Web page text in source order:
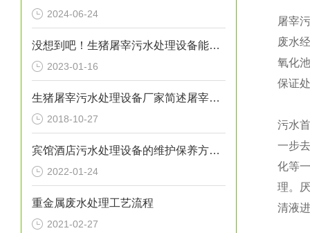
2024-06-24
没想到吧！生猪屠宰污水处理设备能起到这么重要的作用
2023-01-16
生猪屠宰污水处理设备厂家简述屠宰废水如何进行预处理
2018-10-27
宾馆酒店污水处理设备的维护保养方法分享
2022-01-24
重金属废水处理工艺流程
2021-02-27
屠宰
废水
氧化
保证
污水
一步
化等
理。
清液